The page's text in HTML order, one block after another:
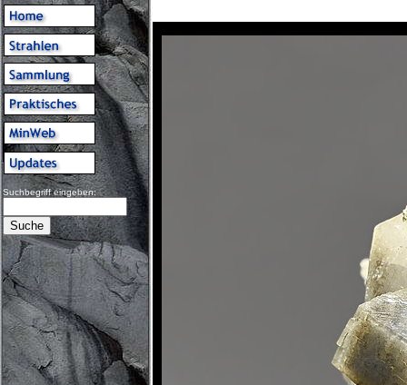
Suchbegriff eingeben: